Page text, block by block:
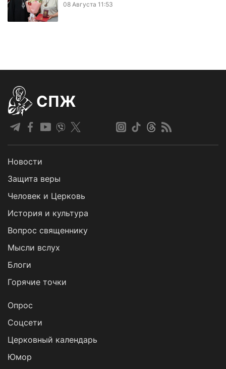
08 Августа 11:53
СПЖ
Новости
Защита веры
Человек и Церковь
История и культура
Вопрос священнику
Мысли вслух
Блоги
Горячие точки
Опрос
Cоцсети
Церковный календарь
Юмор